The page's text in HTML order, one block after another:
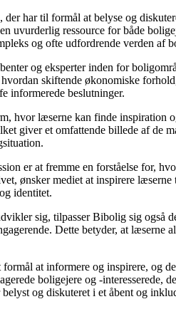
har til formål at belyse og
uvurderlig ressource for både
og ofte udfordrende verden af
og eksperter inden for
skiftende økonomiske
informerede beslutninger.
hvor læserne kan finde inspiration
giver et omfattende billede af de
er at fremme en forståelse for,
ønsker mediet at inspirere
identitet.
sig, tilpasser Bibolig sig også
Dette betyder, at læserne
at informere og inspirere, og
boligejere og -interesserede,
og diskuteret i et åbent og